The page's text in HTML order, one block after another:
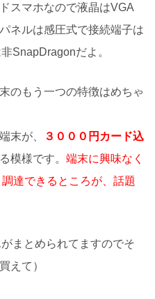
スマホなので液晶はVGA
ネルは感圧式で接続端子は
SnapDragonだよ。
のもう一つの特徴はめちゃ
末が、
３０００円カード込
模様です。 端末に興味なく
達できるところが、話題
まとめられてますのでそ
えて）